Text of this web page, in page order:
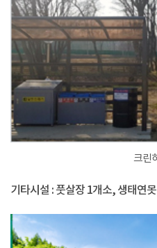
크린
기타시설 : 풋살장 1개소, 생태연